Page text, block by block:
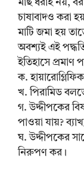
মাছ ধরাই নয়,
চাষাবাদও করা
মাটি জমা হয়
অবশ্যই এই
ইতিহাসে প্রমাণ
ক.
খ. পিরামিড
গ. উদ্দীপকের
পাওয়া যায়?
ঘ. উদ্দীপকের
নিরুপণ কর।